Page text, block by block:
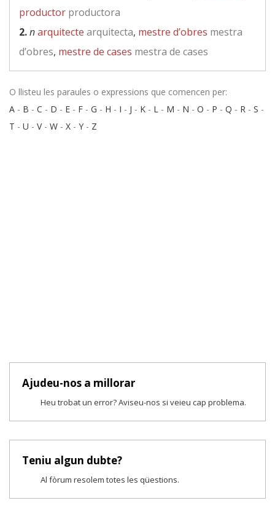
productor productora
2.narquitecte arquitecta, mestre d’obres mestra
d’obres, mestre de cases mestra de cases
O llisteu les paraules o expressions que comencen per:
A - B - C - D - E - F - G - H - I - J - K - L - M - N - O - P - Q - R - S -
T - U - V- W - X - Y - Z
Ajudeu-nos a millorar
Heu trobat un error? Aviseu-nos si veieu cap problema.
Teniu algun dubte?
Al fòrum resolem totes les qüestions.